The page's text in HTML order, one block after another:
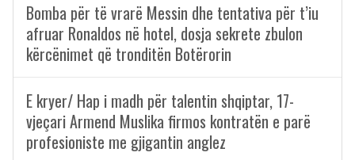
Bomba për të vrarë Messin dhe tentativa për t’iu
afruar Ronaldos në hotel, dosja sekrete zbulon
kërcënimet që tronditën Botërorin
E kryer/ Hap i madh për talentin shqiptar, 17-
vjeçari Armend Muslika firmos kontratën e parë
profesioniste me gjigantin anglez